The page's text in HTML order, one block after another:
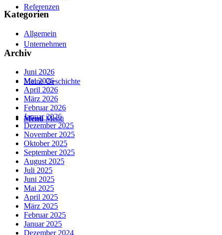
Referenzen
Unternehmen
Meine Geschichte
Menü Menü
Kategorien
Allgemein
Archiv
Juni 2026
Mai 2026
April 2026
März 2026
Februar 2026
Januar 2026
Dezember 2025
November 2025
Oktober 2025
September 2025
August 2025
Juli 2025
Juni 2025
Mai 2025
April 2025
März 2025
Februar 2025
Januar 2025
Dezember 2024